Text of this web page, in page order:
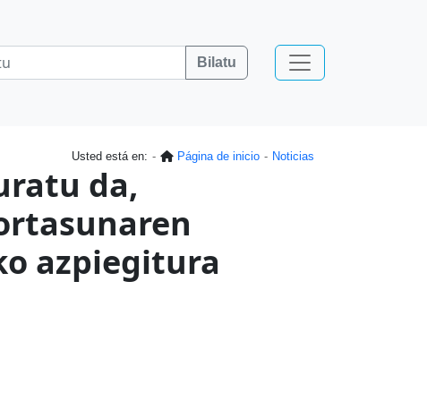
Bilatu
Usted está en: Página de inicio Noticias
da,
azpiegitura